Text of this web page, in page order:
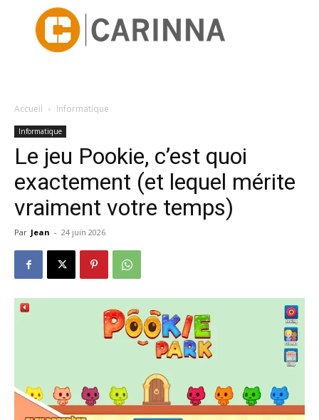
Accueil Informatique
Informatique
Le jeu Pookie, c’est quoi
exactement (et lequel mérite
vraiment votre temps)
Par Jean - 24 juin 2026